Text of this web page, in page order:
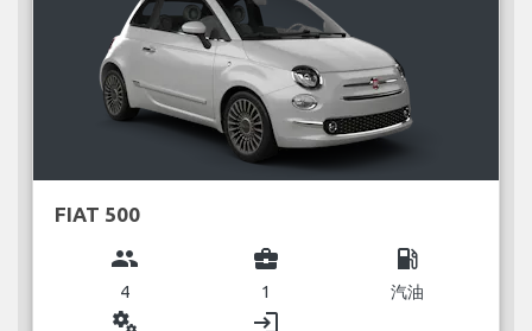
FIAT 500
group
4
business_center
1
local_gas_station
汽油
miscellaneous_services login